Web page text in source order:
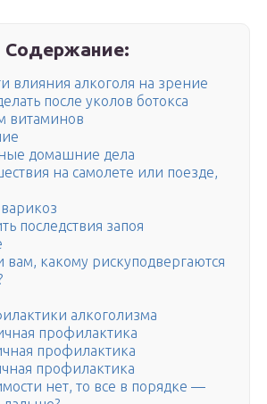
Содержание:
влияния алкоголя на зрение
после уколов ботокса
витаминов
домашние дела
на самолете или поезде,
последствия запоя
вам, какому рискуподвергаются
алкоголизма
профилактика
профилактика
профилактика
нет, то все в порядке —